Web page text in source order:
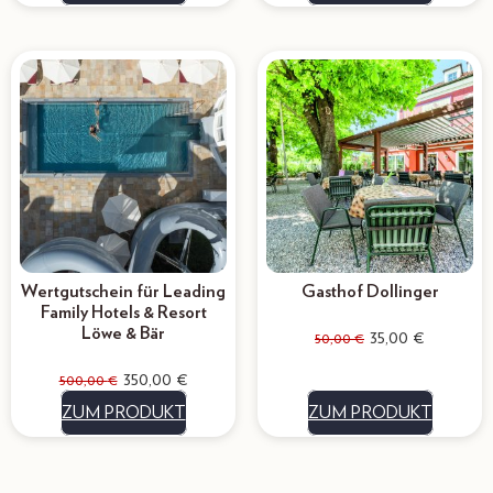
Wertgutschein für Leading
Family Hotels & Resort
Löwe & Bär
500,00€ 350,00 €
ZUM PRODUKT
Gasthof Dollinger
50,00€ 35,00 €
ZUM PRODUKT